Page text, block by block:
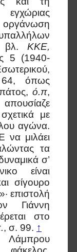
βλ. ΚΚΕ,
5 (1940-
όπως
ό.π,
με
αγώνα.
να μιλάει
τα
σ’
είναι
σίγουρο
επιστολή
Γιάννη
στο
, σ. 99. ↑
Λάμπρου